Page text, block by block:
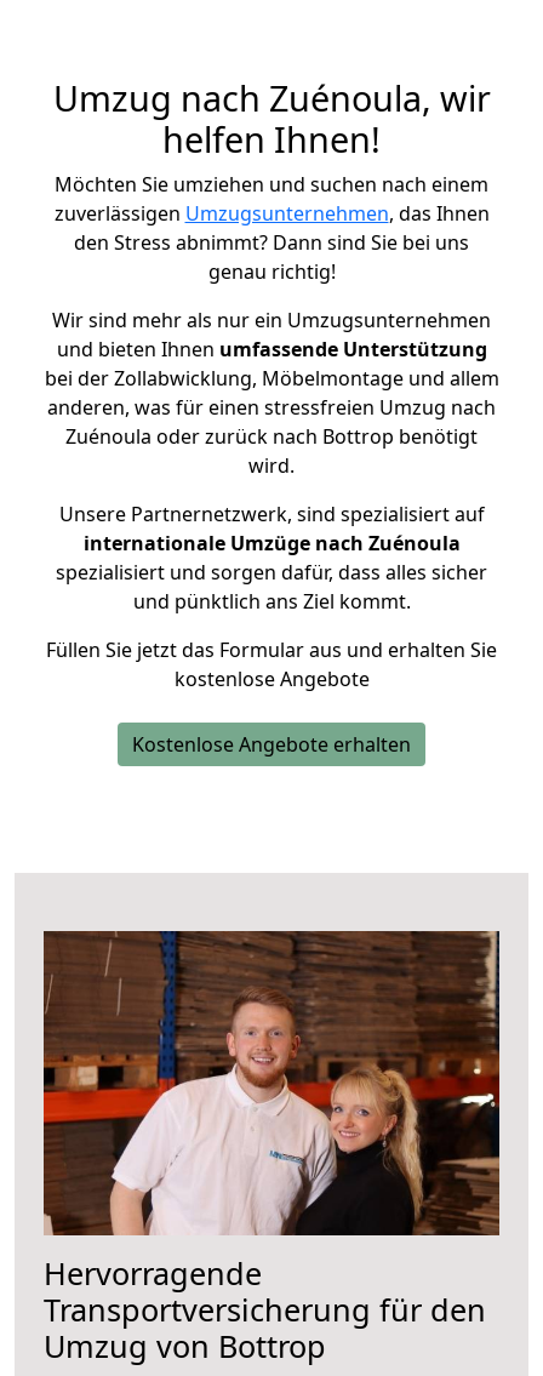
Umzug nach Zuénoula, wir
helfen Ihnen!
Möchten Sie umziehen und suchen nach einem
zuverlässigen Umzugsunternehmen, das Ihnen
den Stress abnimmt? Dann sind Sie bei uns
genau richtig!
Wir sind mehr als nur ein Umzugsunternehmen
und bieten Ihnen umfassende Unterstützung
bei der Zollabwicklung, Möbelmontage und allem
anderen, was für einen stressfreien Umzug nach
Zuénoula oder zurück nach Bottrop benötigt
wird.
Unsere Partnernetzwerk, sind spezialisiert auf
internationale Umzüge nach Zuénoula
spezialisiert und sorgen dafür, dass alles sicher
und pünktlich ans Ziel kommt.
Füllen Sie jetzt das Formular aus und erhalten Sie
kostenlose Angebote
Kostenlose Angebote erhalten
Hervorragende
Transportversicherung für den
Umzug von Bottrop